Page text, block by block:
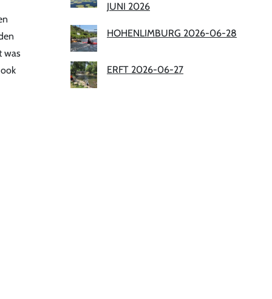
was
JUNI 2026
HOHENLIMBURG 2026-06-28
ERFT 2026-06-27